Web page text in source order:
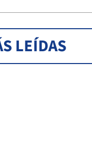
LEÍDAS